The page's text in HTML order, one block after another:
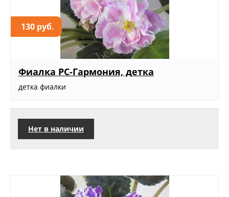
130 руб.
Фиалка РС-Гармония, детка
детка фиалки
Нет в наличии